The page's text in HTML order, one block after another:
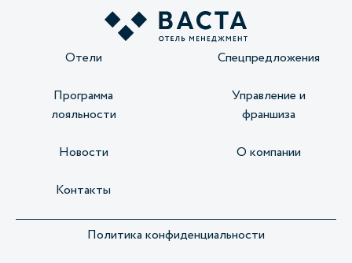
Отели Спецпредложения
Программа
лояльности
Управление и
франшиза
Новости О компании
Контакты
Политика конфиденциальности